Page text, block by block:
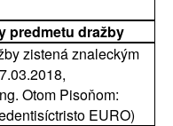
predmetu dražby
zistená znaleckým
Otom Pisoňom:
EURO)